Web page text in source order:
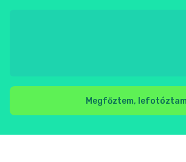
Megfőztem, lefotóztam